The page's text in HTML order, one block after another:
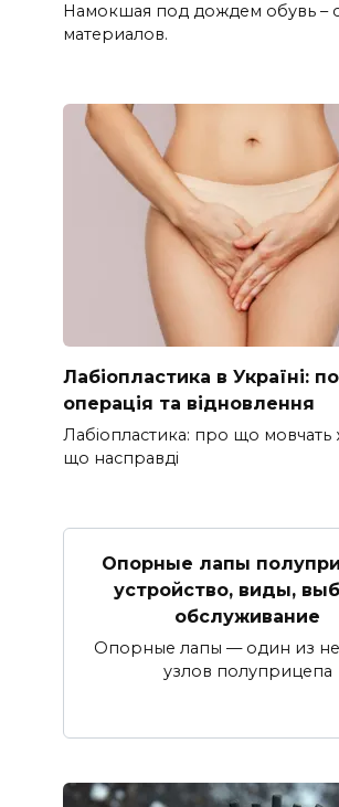
Намокшая под дождем обувь –
материалов.
Лабіопластика в Україні:
операція та відновлення
Лабіопластика: про що мовчать
що насправді
Опорные лапы
устройство, виды,
обслуживание
Опорные лапы — один из
узлов полуприцепа